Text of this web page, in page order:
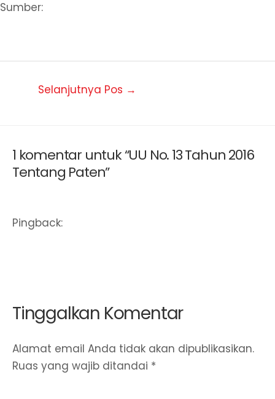
Sumber:
Selanjutnya Pos →
1 komentar untuk “UU No. 13 Tahun 2016
Tentang Paten”
Pingback:
Tinggalkan Komentar
Alamat email Anda tidak akan dipublikasikan.
Ruas yang wajib ditandai *